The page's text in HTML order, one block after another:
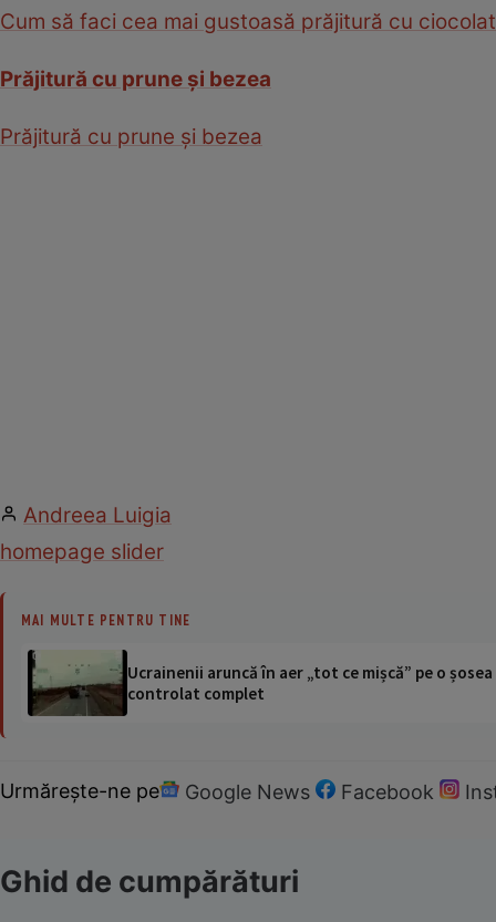
Cum să faci cea mai gustoasă prăjitură cu
Prăjitură cu prune şi bezea
Prăjitură cu prune şi bezea
Andreea Luigia
homepage slider
MAI MULTE PENTRU TINE
Ucrainenii aruncă în aer „tot ce mișcă” pe o
controlat complet
Urmărește-ne pe Google News Facebook
Ghid de cumpărături